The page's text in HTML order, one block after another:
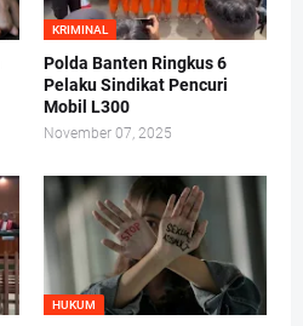
KRIMINAL
Polda Banten Ringkus 6
Pelaku Sindikat Pencuri
Mobil L300
November 07, 2025
HUKUM